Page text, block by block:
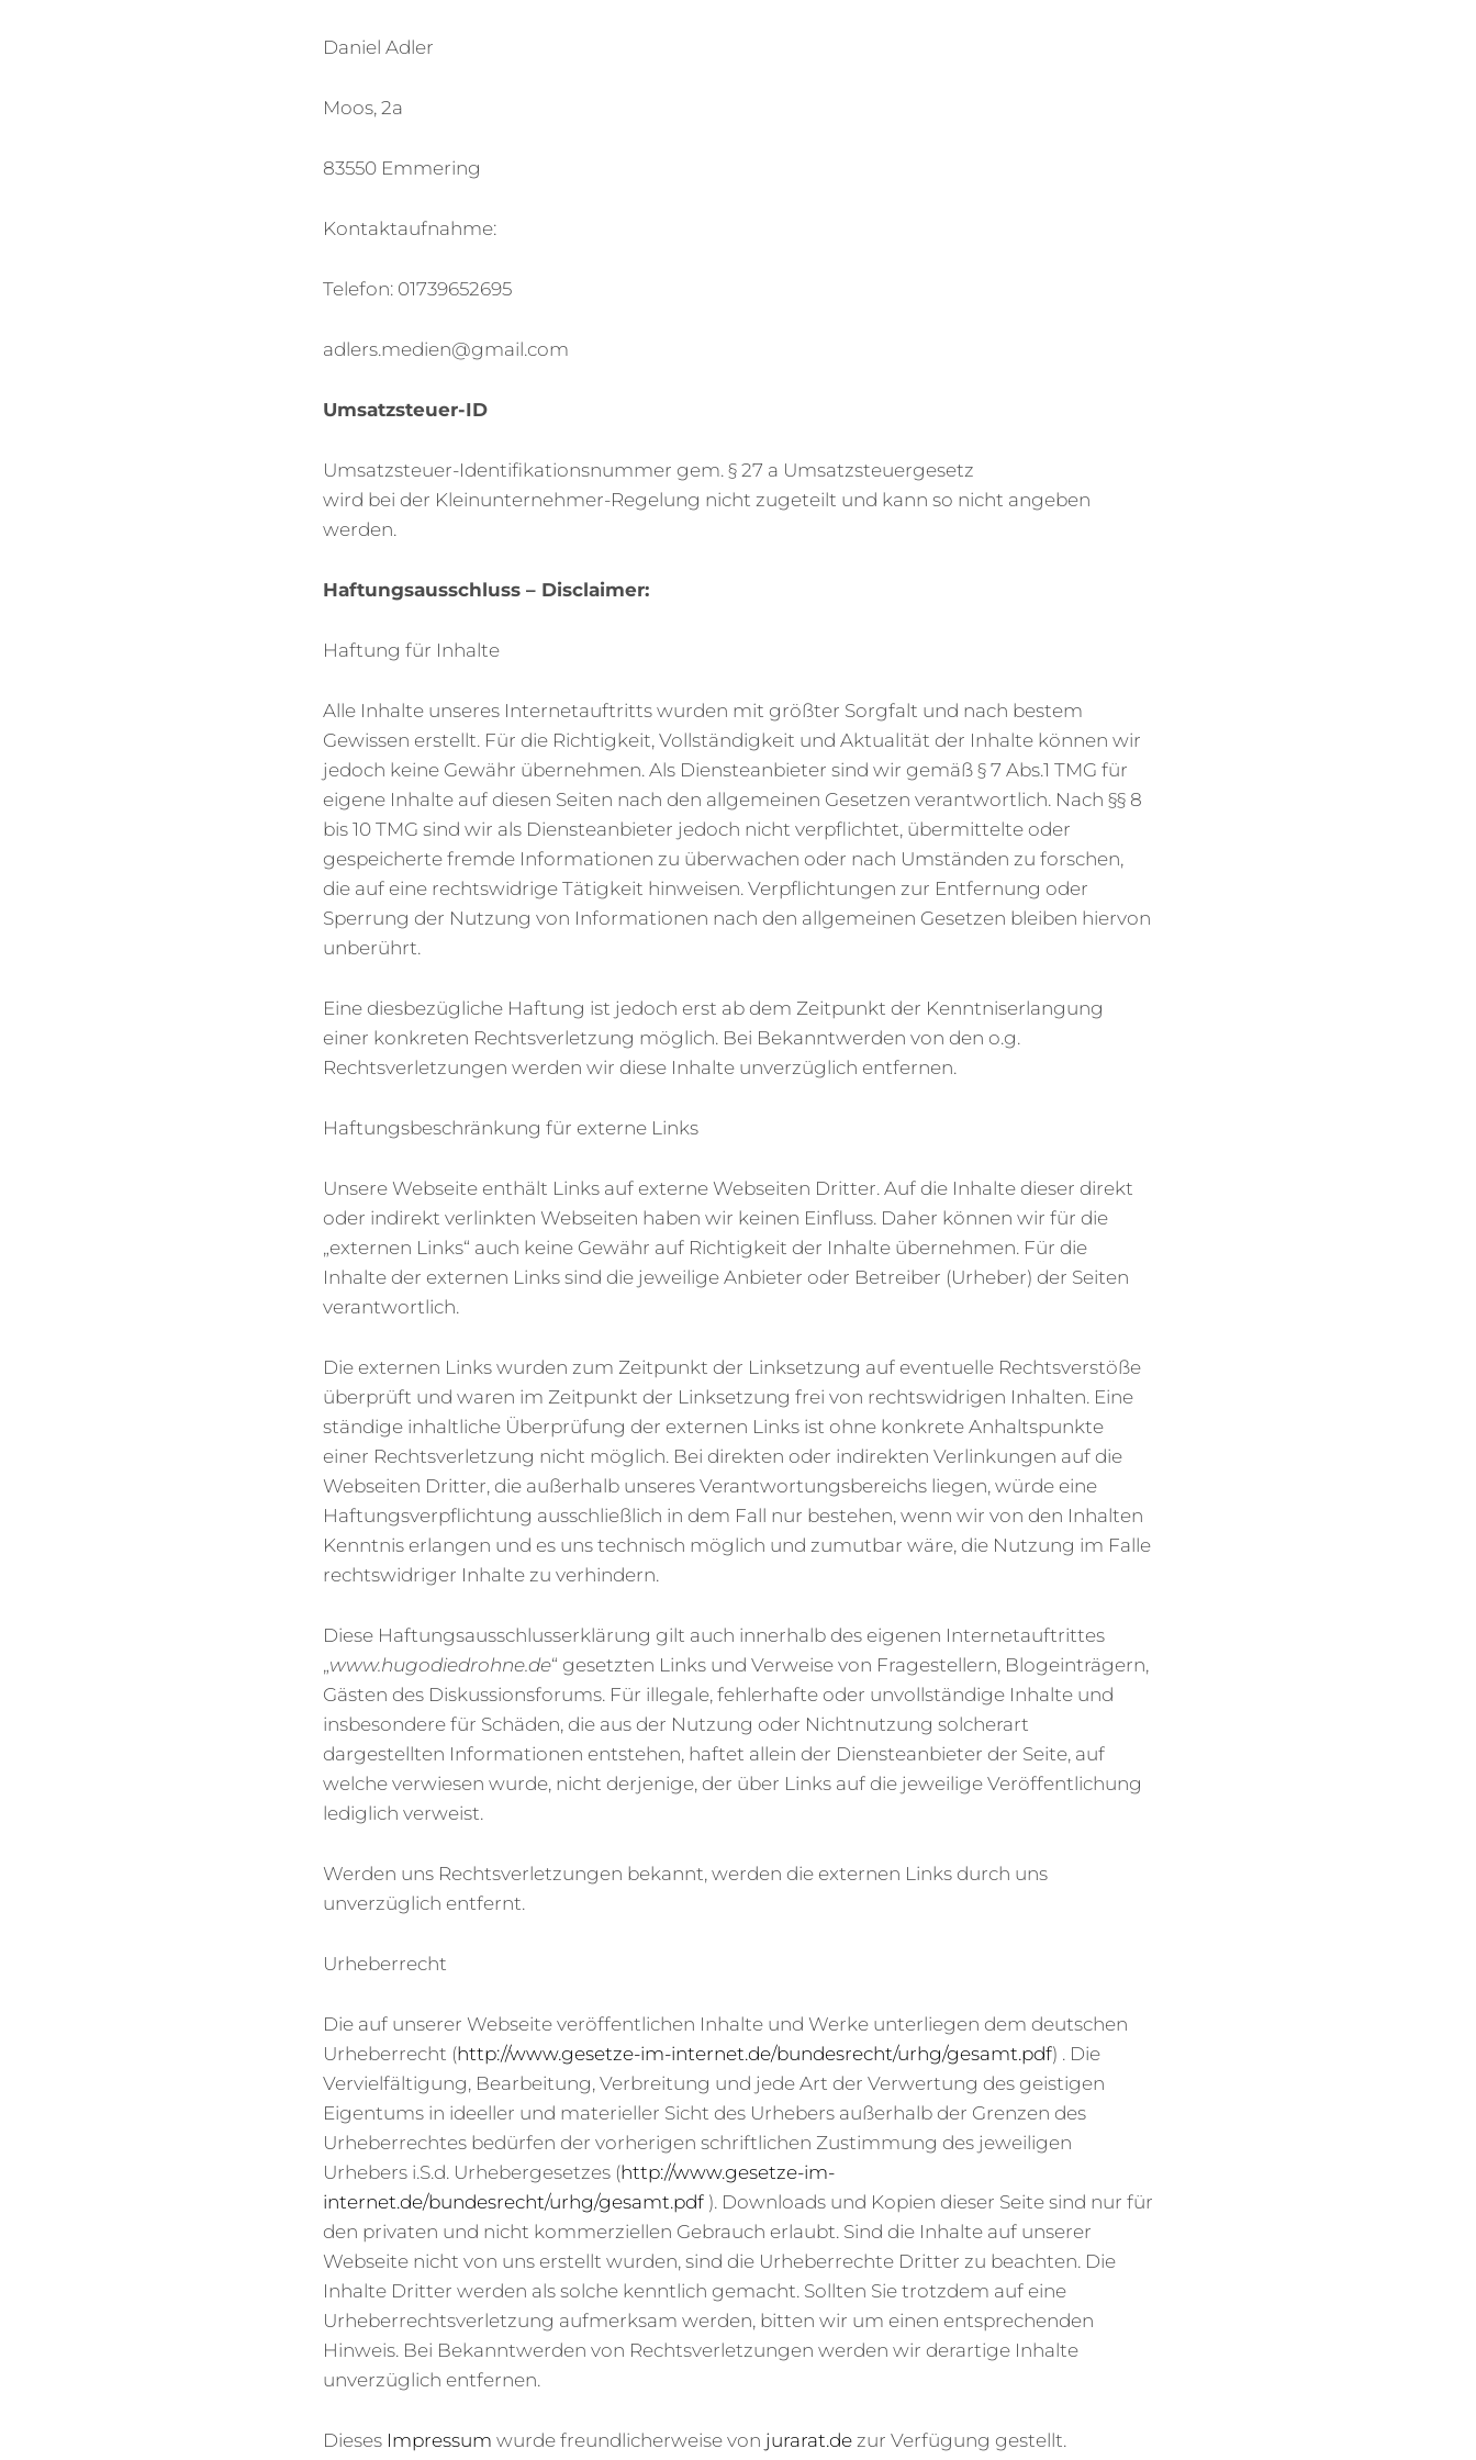
Daniel Adler
Moos, 2a
83550 Emmering
Kontaktaufnahme:
Telefon: 01739652695
adlers.medien@gmail.com
Umsatzsteuer-ID
Umsatzsteuer-Identifikationsnummer gem. § 27 a Umsatzsteuergesetz
wird bei der Kleinunternehmer-Regelung nicht zugeteilt und kann so nicht angeben
werden.
Haftungsausschluss – Disclaimer:
Haftung für Inhalte
Alle Inhalte unseres Internetauftritts wurden mit größter Sorgfalt und nach bestem
Gewissen erstellt. Für die Richtigkeit, Vollständigkeit und Aktualität der Inhalte können wir
jedoch keine Gewähr übernehmen. Als Diensteanbieter sind wir gemäß § 7 Abs.1 TMG für
eigene Inhalte auf diesen Seiten nach den allgemeinen Gesetzen verantwortlich. Nach §§ 8
bis 10 TMG sind wir als Diensteanbieter jedoch nicht verpflichtet, übermittelte oder
gespeicherte fremde Informationen zu überwachen oder nach Umständen zu forschen,
die auf eine rechtswidrige Tätigkeit hinweisen. Verpflichtungen zur Entfernung oder
Sperrung der Nutzung von Informationen nach den allgemeinen Gesetzen bleiben hiervon
unberührt.
Eine diesbezügliche Haftung ist jedoch erst ab dem Zeitpunkt der Kenntniserlangung
einer konkreten Rechtsverletzung möglich. Bei Bekanntwerden von den o.g.
Rechtsverletzungen werden wir diese Inhalte unverzüglich entfernen.
Haftungsbeschränkung für externe Links
Unsere Webseite enthält Links auf externe Webseiten Dritter. Auf die Inhalte dieser direkt
oder indirekt verlinkten Webseiten haben wir keinen Einfluss. Daher können wir für die
„externen Links“ auch keine Gewähr auf Richtigkeit der Inhalte übernehmen. Für die
Inhalte der externen Links sind die jeweilige Anbieter oder Betreiber (Urheber) der Seiten
verantwortlich.
Die externen Links wurden zum Zeitpunkt der Linksetzung auf eventuelle Rechtsverstöße
überprüft und waren im Zeitpunkt der Linksetzung frei von rechtswidrigen Inhalten. Eine
ständige inhaltliche Überprüfung der externen Links ist ohne konkrete Anhaltspunkte
einer Rechtsverletzung nicht möglich. Bei direkten oder indirekten Verlinkungen auf die
Webseiten Dritter, die außerhalb unseres Verantwortungsbereichs liegen, würde eine
Haftungsverpflichtung ausschließlich in dem Fall nur bestehen, wenn wir von den Inhalten
Kenntnis erlangen und es uns technisch möglich und zumutbar wäre, die Nutzung im Falle
rechtswidriger Inhalte zu verhindern.
Diese Haftungsausschlusserklärung gilt auch innerhalb des eigenen Internetauftrittes
„www.hugodiedrohne.de“ gesetzten Links und Verweise von Fragestellern, Blogeinträgern,
Gästen des Diskussionsforums. Für illegale, fehlerhafte oder unvollständige Inhalte und
insbesondere für Schäden, die aus der Nutzung oder Nichtnutzung solcherart
dargestellten Informationen entstehen, haftet allein der Diensteanbieter der Seite, auf
welche verwiesen wurde, nicht derjenige, der über Links auf die jeweilige Veröffentlichung
lediglich verweist.
Werden uns Rechtsverletzungen bekannt, werden die externen Links durch uns
unverzüglich entfernt.
Urheberrecht
Die auf unserer Webseite veröffentlichen Inhalte und Werke unterliegen dem deutschen
Urheberrecht (http://www.gesetze-im-internet.de/bundesrecht/urhg/gesamt.pdf) . Die
Vervielfältigung, Bearbeitung, Verbreitung und jede Art der Verwertung des geistigen
Eigentums in ideeller und materieller Sicht des Urhebers außerhalb der Grenzen des
Urheberrechtes bedürfen der vorherigen schriftlichen Zustimmung des jeweiligen
Urhebers i.S.d. Urhebergesetzes (http://www.gesetze-im-
internet.de/bundesrecht/urhg/gesamt.pdf ). Downloads und Kopien dieser Seite sind nur für
den privaten und nicht kommerziellen Gebrauch erlaubt. Sind die Inhalte auf unserer
Webseite nicht von uns erstellt wurden, sind die Urheberrechte Dritter zu beachten. Die
Inhalte Dritter werden als solche kenntlich gemacht. Sollten Sie trotzdem auf eine
Urheberrechtsverletzung aufmerksam werden, bitten wir um einen entsprechenden
Hinweis. Bei Bekanntwerden von Rechtsverletzungen werden wir derartige Inhalte
unverzüglich entfernen.
Dieses Impressum wurde freundlicherweise von jurarat.de zur Verfügung gestellt.